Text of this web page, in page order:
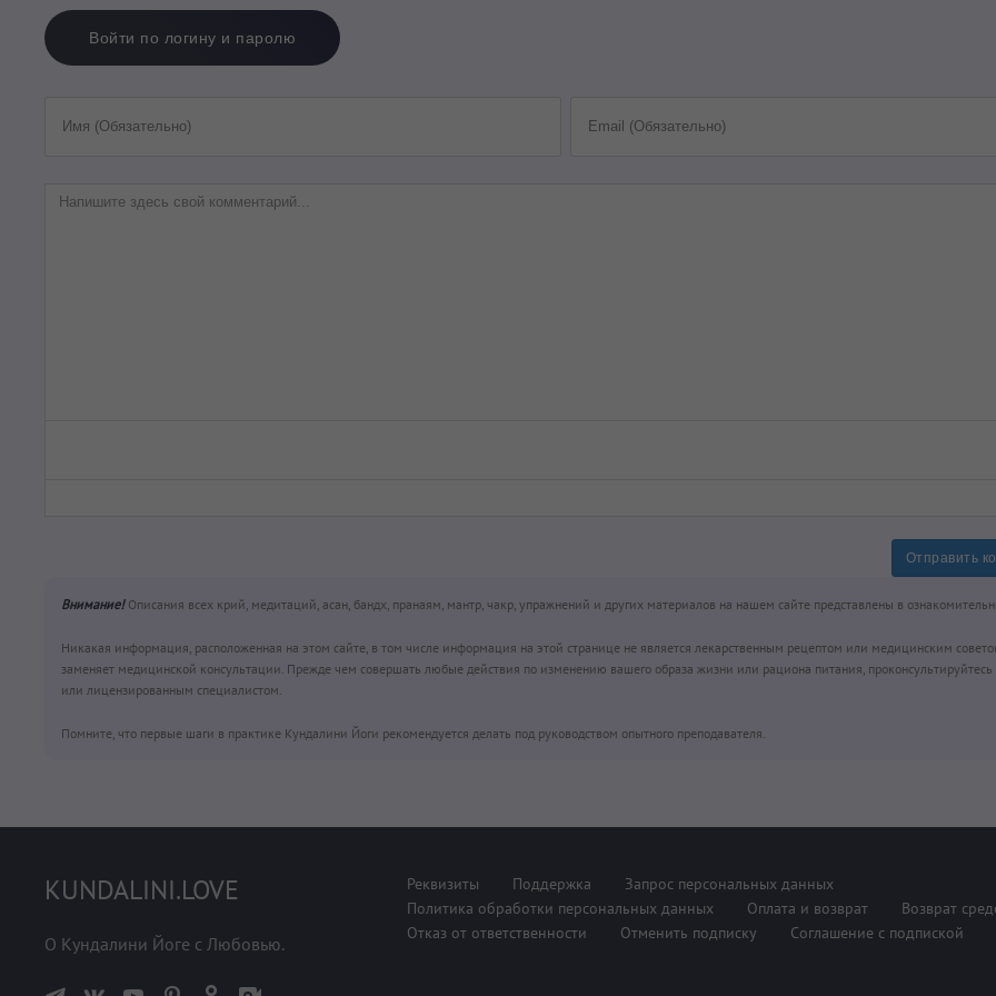
Войти по логину и паролю
Имя (Обязательно) Email (Обязательно)
Отправить
Внимание!Описания всех крий, медитаций, асан, бандх, пранаям, мантр, чакр, упражнений и других материалов на нашем сайте представлены в
Никакая информация, расположенная на этом сайте, в том числе информация на этой странице не является лекарственным рецептом или медицинским
заменяет медицинской консультации. Прежде чем совершать любые действия по изменению вашего образа жизни или рациона питания, проконсультируйтесь
или лицензированным специалистом.
Помните, что первые шаги в практике Кундалини Йоги рекомендуется делать под руководством опытного преподавателя.
KUNDALINI.LOVE
О Кундалини Йоге с Любовью.
Реквизиты Поддержка
Запрос персональных данных
Политика обработки персональных данных
Оплата и возврат
Возврат
Отказ от ответственности
Отменить подписку Соглашение с подпиской